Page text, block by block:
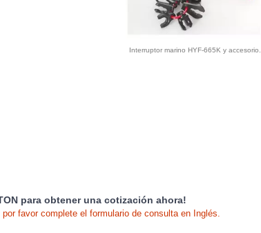
Interruptor marino HYF-665K y accesorio.
para obtener una cotización ahora!
favor complete el formulario de consulta en Inglés.